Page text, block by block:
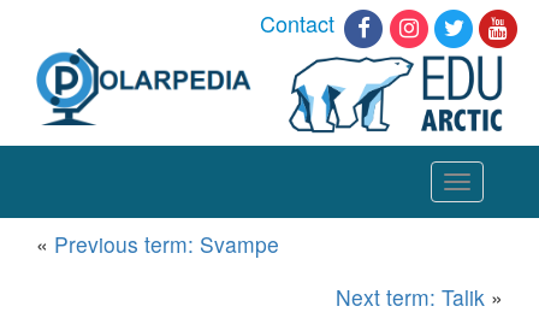
Contact
Toggle
navigation
« Previous term: Svampe
Next term: Talik »